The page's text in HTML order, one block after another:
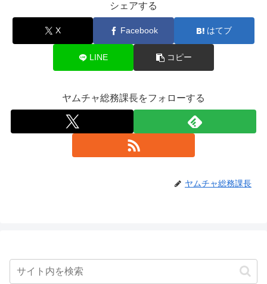
シェアする
X Facebook はてブ
LINE コピー
ヤムチャ総務課長をフォローする
ヤムチャ総務課長